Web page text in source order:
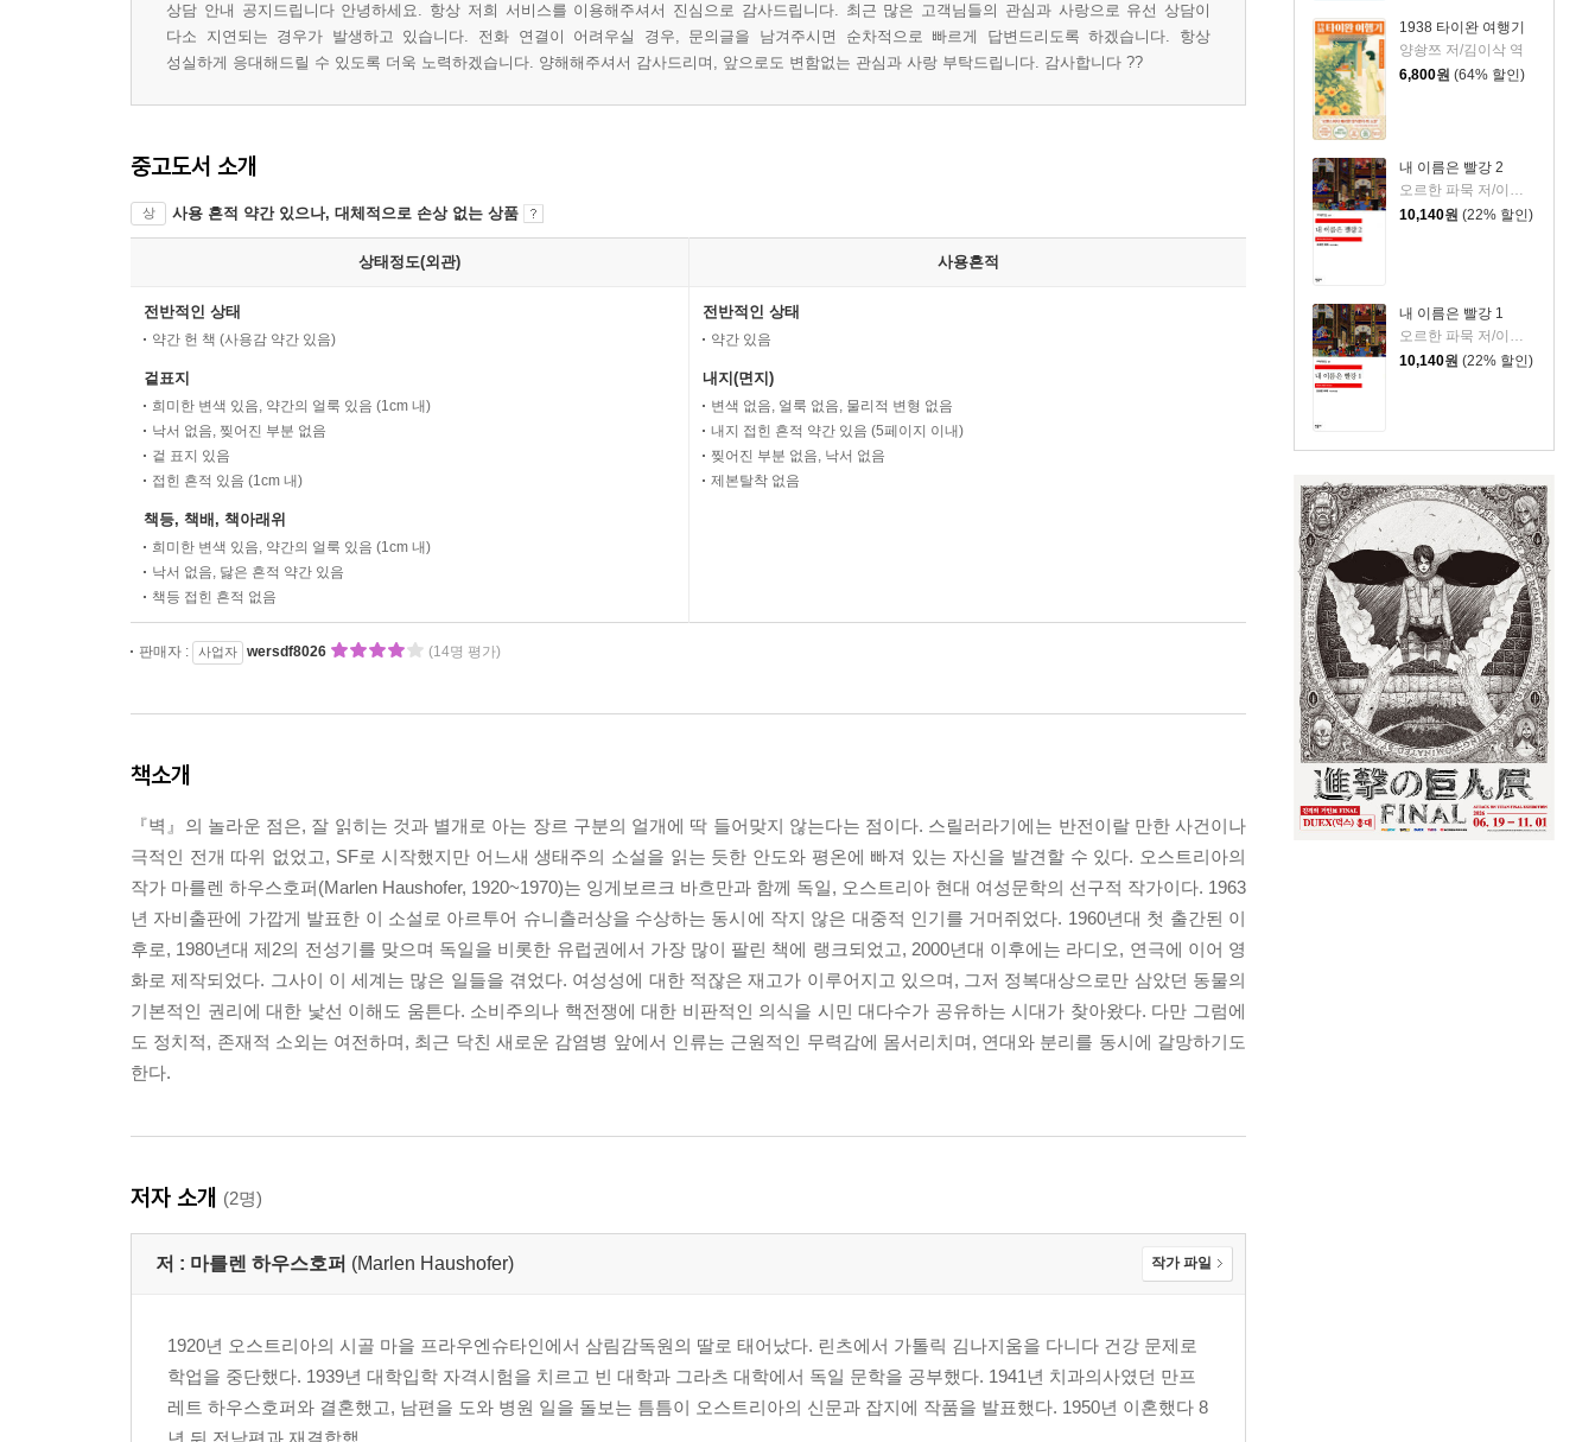
1938 타이완 여행기
양솽쯔 저/김이삭 역
6,800원 (64% 할인)
내 이름은 빨강 2
오르한 파묵 저/이난아 역
10,140원 (22% 할인)
내 이름은 빨강 1
10,140원 (22% 할인)
상담 안내 공지드립니다 안녕하세요. 항상 저희 서비스를 이용해주셔서 진심으로 감사드립니다. 최근 많은 고객님들의 관심과 사랑으로 유선 상담이
다소 지연되는 경우가 발생하고 있습니다. 전화 연결이 어려우실 경우, 문의글을 남겨주시면 순차적으로 빠르게 답변드리도록 하겠습니다. 항상
성실하게 응대해드릴 수 있도록 더욱 노력하겠습니다. 양해해주셔서 감사드리며, 앞으로도 변함없는 관심과 사랑 부탁드립니다. 감사합니다 ??
중고도서 소개
상 사용 흔적 약간 있으나, 대체적으로 손상 없는 상품
상태정도(외관) 사용흔적
전반적인 상태
약간 헌 책 (사용감 약간 있음)
겉표지
희미한 변색 있음, 약간의 얼룩 있음 (1cm 내)
낙서 없음, 찢어진 부분 없음
겉 표지 있음
접힌 흔적 있음 (1cm 내)
책등, 책배, 책아래위
희미한 변색 있음, 약간의 얼룩 있음 (1cm 내)
낙서 없음, 닳은 흔적 약간 있음
책등 접힌 흔적 없음
전반적인 상태
약간 있음
내지(면지)
변색 없음, 얼룩 없음, 물리적 변형 없음
내지 접힌 흔적 약간 있음 (5페이지 이내)
찢어진 부분 없음, 낙서 없음
제본탈착 없음
판매자 : 사업자 wersdf8026 (14명 평가)
책소개
『벽』의 놀라운 점은, 잘 읽히는 것과 별개로 아는 장르 구분의 얼개에 딱 들어맞지 않는다는 점이다. 스릴러라기에는 반전이랄 만한 사건이나
극적인 전개 따위 없었고, SF로 시작했지만 어느새 생태주의 소설을 읽는 듯한 안도와 평온에 빠져 있는 자신을 발견할 수 있다. 오스트리아의
작가 마를렌 하우스호퍼(Marlen Haushofer, 1920~1970)는 잉게보르크 바흐만과 함께 독일, 오스트리아 현대 여성문학의 선구적 작가이다. 1963
년 자비출판에 가깝게 발표한 이 소설로 아르투어 슈니츨러상을 수상하는 동시에 작지 않은 대중적 인기를 거머쥐었다. 1960년대 첫 출간된 이
후로, 1980년대 제2의 전성기를 맞으며 독일을 비롯한 유럽권에서 가장 많이 팔린 책에 랭크되었고, 2000년대 이후에는 라디오, 연극에 이어 영
화로 제작되었다. 그사이 이 세계는 많은 일들을 겪었다. 여성성에 대한 적잖은 재고가 이루어지고 있으며, 그저 정복대상으로만 삼았던 동물의
기본적인 권리에 대한 낯선 이해도 움튼다. 소비주의나 핵전쟁에 대한 비판적인 의식을 시민 대다수가 공유하는 시대가 찾아왔다. 다만 그럼에
도 정치적, 존재적 소외는 여전하며, 최근 닥친 새로운 감염병 앞에서 인류는 근원적인 무력감에 몸서리치며, 연대와 분리를 동시에 갈망하기도
한다.
저자 소개 (2명)
저 : 마를렌 하우스호퍼 (Marlen Haushofer) 작가 파일
1920년 오스트리아의 시골 마을 프라우엔슈타인에서 삼림감독원의 딸로 태어났다. 린츠에서 가톨릭 김나지움을 다니다 건강 문제로
학업을 중단했다. 1939년 대학입학 자격시험을 치르고 빈 대학과 그라츠 대학에서 독일 문학을 공부했다. 1941년 치과의사였던 만프
레트 하우스호퍼와 결혼했고, 남편을 도와 병원 일을 돌보는 틈틈이 오스트리아의 신문과 잡지에 작품을 발표했다. 1950년 이혼했다 8
년 뒤 전남편과 재결합했...